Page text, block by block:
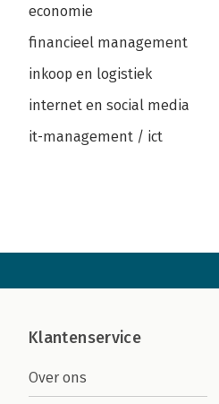
economie
financieel management
inkoop en logistiek
internet en social media
it-management / ict
Klantenservice
Over ons